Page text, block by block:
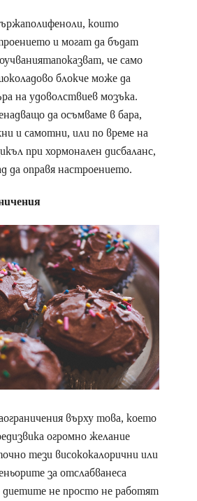
които
и могат да бъдат
че само
блокче може да
на удоволствиев мозъка.
да осъмваме в бара,
и самотни, или по време на
при хормонален дисбаланс,
да оправя настроението.
върху това, което
огромно желание
тези висококалорични или
за отслабванеса
диетите не просто не работят